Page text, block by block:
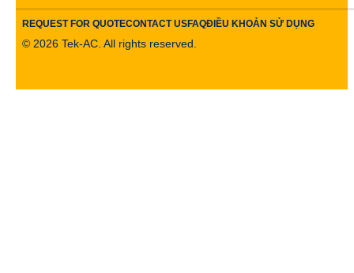
REQUEST FOR QUOTECONTACT USFAQĐIỀU KHOẢN SỬ DỤNG
© 2026 Tek-AC. All rights reserved.